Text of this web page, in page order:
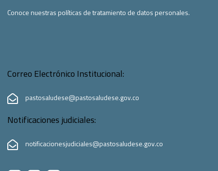
Conoce nuestras políticas de tratamiento de datos personales.
Correo Electrónico Institucional:
pastosaludese@pastosaludese.gov.co
Notificaciones judiciales:
notificacionesjudiciales@pastosaludese.gov.co